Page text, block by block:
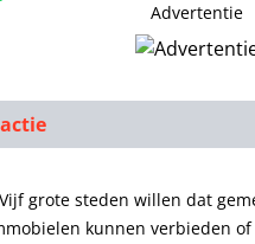
Advertentie
Vijf grote steden willen dat
kunnen verbieden